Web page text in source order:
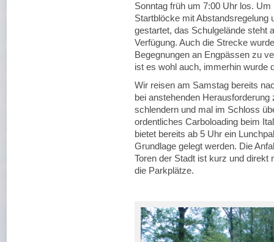
Sonntag früh um 7:00 Uhr los.
Startblöcke mit Abstandsregelung
gestartet, das Schulgelände steht
Verfügung. Auch die Strecke
Begegnungen an Engpässen zu
ist es wohl auch, immerhin wurde
Wir reisen am Samstag bereits
bei anstehenden
schlendern und mal im Schloss
ordentliches Carboloading beim
bietet bereits ab 5 Uhr ein
Grundlage gelegt werden. Die
Toren der Stadt ist kurz und direkt
die Parkplätze.